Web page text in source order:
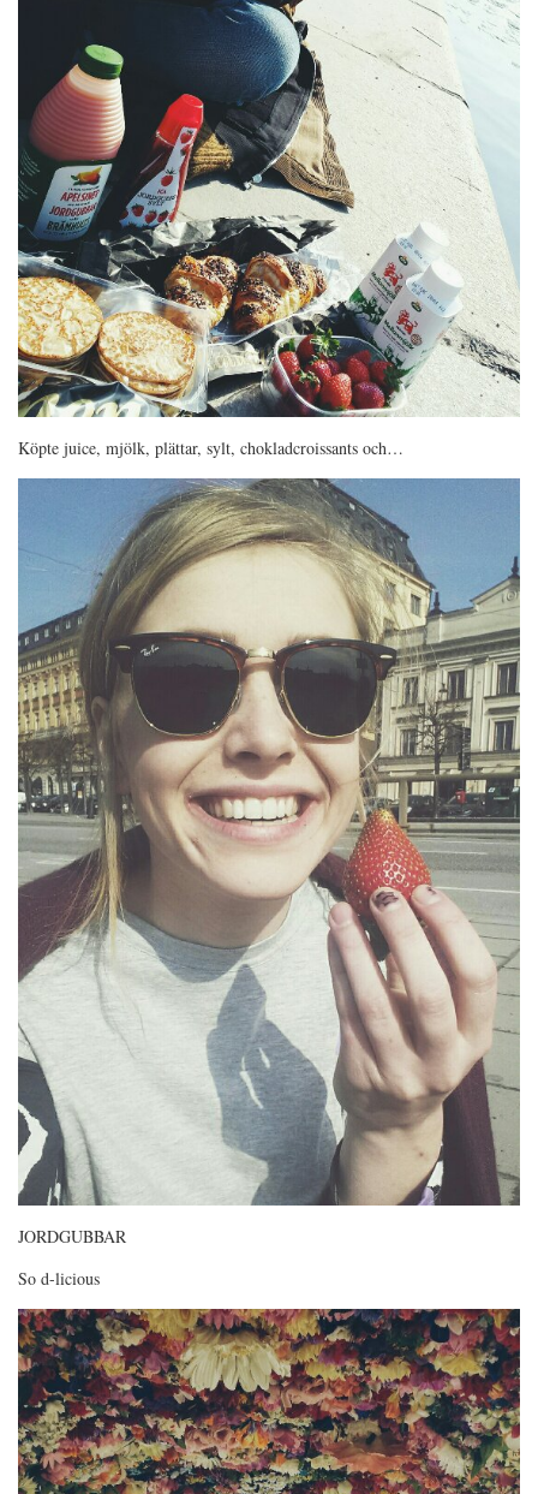
Köpte juice, mjölk, plättar, sylt, chokladcroissants och…
JORDGUBBAR
So d-licious